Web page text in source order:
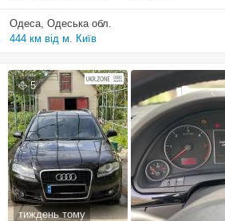
Одеса, Одеська обл.
444 км від м. Київ
5
тиждень тому